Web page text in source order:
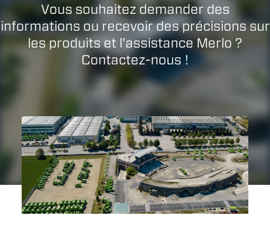
Vous souhaitez demander des
informations ou recevoir des précisions sur
les produits et l'assistance Merlo ?
Contactez-nous !